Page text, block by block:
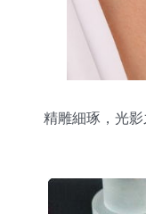
精雕細琢，光